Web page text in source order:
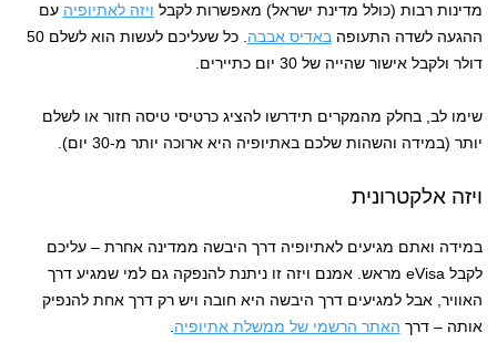
מדינות רבות (כולל מדינת ישראל) מאפשרות לקבל ויזה לאתיופיה עם
ההגעה לשדה התעופהבאדיס אבבה
. כל שעליכם לעשות הוא לשלם 50
דולר ולקבל אישור שהייה של 30 יום כתיירים.
שימו לב, בחלק מהמקרים תידרשו להציג כרטיסי טיסה חזור או לשלם
יותר (במידה והשהות שלכם באתיופיה היא ארוכה יותר מ-30 יום).
ויזה אלקטרונית
במידה ואתם מגיעים לאתיופיה דרך היבשה ממדינה אחרת – עליכם
לקבל eVisa מראש. אמנם ויזה זו ניתנת להנפקה גם למי שמגיע דרך
האוויר, אבל למגיעים דרך היבשה היא חובה ויש רק דרך אחת להנפיק
אותה – דרך האתר הרשמי של ממשלת אתיופיה